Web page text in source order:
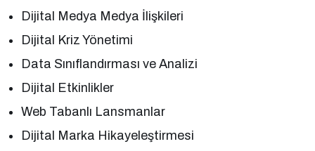
Dijital Medya Medya İlişkileri
Dijital Kriz Yönetimi
Data Sınıflandırması ve Analizi
Dijital Etkinlikler
Web Tabanlı Lansmanlar
Dijital Marka Hikayeleştirmesi